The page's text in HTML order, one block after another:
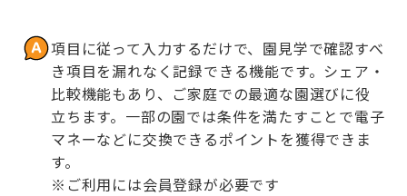
項目に従って入力するだけで、園見学で確認すべ
き項目を漏れなく記録できる機能です。シェア・
比較機能もあり、ご家庭での最適な園選びに役
立ちます。一部の園では条件を満たすことで電子
マネーなどに交換できるポイントを獲得できま
す。
※ご利用には会員登録が必要です